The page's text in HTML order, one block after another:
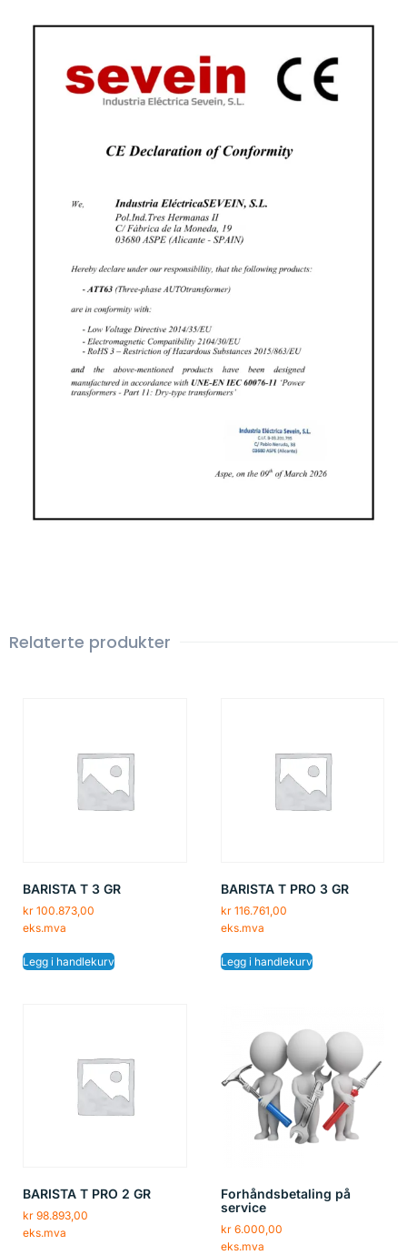
Relaterte produkter
BARISTA T 3 GR
kr 100.873,00
eks.mva
Legg i handlekurv
BARISTA T PRO 3 GR
kr116.761,00
eks.mva
Legg i handlekurv
BARISTA T PRO 2 GR
kr 98.893,00
eks.mva
Forhåndsbetaling på
service
kr6.000,00
eks.mva